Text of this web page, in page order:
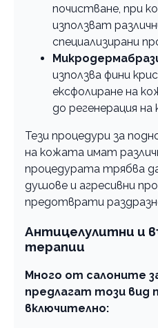
почистване, при
използват
специализирани
използва фини
ексфолиране на
до регенерация
Тези процедури за
на кожата имат
процедурата трябва
душове и агресивни
предотврати
Антицелулитни и
терапии
Много от салоните
предлагат този вид
включително: